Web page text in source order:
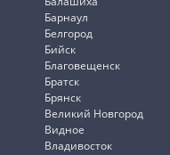
Барнаул
Белгород
Бийск
Благовещенск
Братск
Брянск
Великий Новгород
Видное
Владивосток